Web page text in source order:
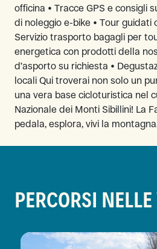
officina • Tracce GPS e consigli
di noleggio e-bike • Tour guidati
Servizio trasporto bagagli per
energetica con prodotti della
d’asporto su richiesta •
locali Qui troverai non solo un
una vera base cicloturistica nel
Nazionale dei Monti Sibillini! La
pedala, esplora, vivi la
PERCORSI